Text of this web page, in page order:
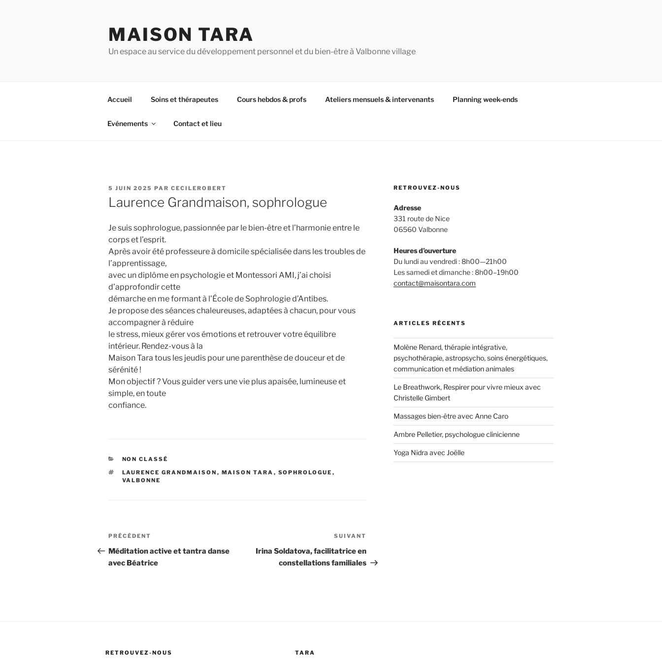
MAISON TARA
Un espace au service du développement personnel et du bien-être à Valbonne village
Accueil Soins et thérapeutes Cours hebdos & profs Ateliers mensuels & intervenants Planning week-ends
Evénements Contact et lieu
PUBLIÉ
LE
5 JUIN 2025 PAR CECILEROBERT
Laurence Grandmaison, sophrologue
Je suis sophrologue, passionnée par le bien-être et l’harmonie entre le
corps et l’esprit.
Après avoir été professeure à domicile spécialisée dans les troubles de
l’apprentissage,
avec un diplôme en psychologie et Montessori AMI, j’ai choisi
d’approfondir cette
démarche en me formant à l’École de Sophrologie d’Antibes.
Je propose des séances chaleureuses, adaptées à chacun, pour vous
accompagner à réduire
le stress, mieux gérer vos émotions et retrouver votre équilibre
intérieur. Rendez-vous à la
Maison Tara tous les jeudis pour une parenthèse de douceur et de
sérénité !
Mon objectif ? Vous guider vers une vie plus apaisée, lumineuse et
simple, en toute
confiance.
CATÉGORIES
NON CLASSÉ
ÉTIQUETTES
LAURENCE GRANDMAISON , MAISON TARA , SOPHROLOGUE ,
VALBONNE
Navigation
de
l’article
Article
précédent
PRÉCÉDENT
Méditation active et tantra danse
avec Béatrice
suivant
SUIVANT
Irina Soldatova, facilitatrice en
constellations familiales
RETROUVEZ-NOUS
Adresse
331 route de Nice
06560 Valbonne
Heures d’ouverture
Du lundi au vendredi : 8h00—21h00
Les samedi et dimanche : 8h00–19h00
contact@maisontara.com
ARTICLES RÉCENTS
Molène Renard, thérapie intégrative,
psychothérapie, astropsycho, soins énergétiques,
communication et médiation animales
Le Breathwork, Respirer pour vivre mieux avec
Christelle Gimbert
Massages bien-être avec Anne Caro
Ambre Pelletier, psychologue clinicienne
Yoga Nidra avec Joëlle
RETROUVEZ-NOUS TARA